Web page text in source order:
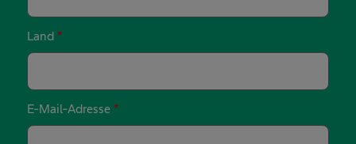
Land *
E-Mail-Adresse *